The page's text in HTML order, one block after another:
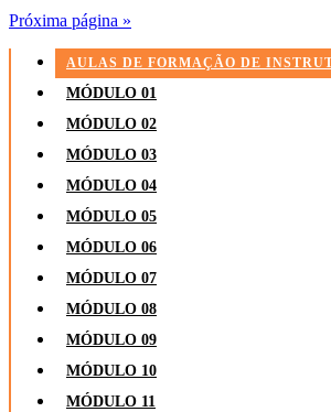
Próxima página »
AULAS DE FORMAÇÃO DE
MÓDULO 01
MÓDULO 02
MÓDULO 03
MÓDULO 04
MÓDULO 05
MÓDULO 06
MÓDULO 07
MÓDULO 08
MÓDULO 09
MÓDULO 10
MÓDULO 11